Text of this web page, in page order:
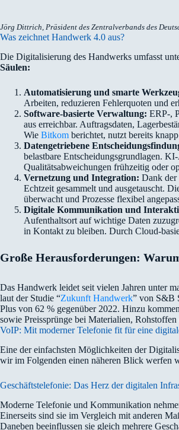
Jörg Dittrich, Präsident des Zentral­verbands des
Was zeichnet Handwerk 4.0 aus?
Die Digitalisierung des Handwerks umfasst
Säulen:
Automatisierung und smarte
Arbeiten, reduzieren Fehlerquoten und
Software-basierte Verwaltung: ERP‑,
aus erreichbar. Auftragsdaten,
Wie Bitkom berichtet, nutzt bereits
Datengetriebene
belastbare Entscheidungsgrundlagen.
Qualitätsabweichungen frühzeitig oder
Vernetzung und Integration: Dank der
Echtzeit gesammelt und ausgetauscht.
überwacht und Prozesse flexibel
Digitale Kommunikation und
Aufenthaltsort auf wichtige Daten
in Kontakt zu bleiben. Durch Cloud-
Große Herausforderungen:
Das Handwerk leidet seit vielen Jahren unter
laut der Studie “Zukunft Handwerk” von S&B
Plus von 62 % gegenüber 2022. Hinzu
sowie Preissprünge bei Materialien,
VoIP: Mit moderner Telefonie fit für eine
Eine der einfachsten Möglichkeiten der
wir im Folgenden einen näheren Blick werfen
Geschäftstelefonie: Das Herz der digitalen
Moderne Telefonie und Kommunikation
Einerseits sind sie im Vergleich mit anderen
Daneben beeinflussen sie gleich mehrere